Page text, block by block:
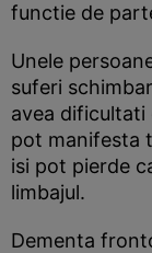
functie de
Unele
suferi
avea dificultati
pot manifesta
isi pot pierde
limbajul.
Dementa